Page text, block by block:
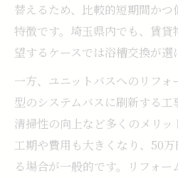
替えるため、比較的短期間か
特徴です。埼玉県内でも、賃
望するケースでは浴槽交換が選
一方、ユニットバスへのリフ
型のシステムバスに刷新する工
清掃性の向上など多くのメリッ
工期や費用も大きくなり、50
る場合が一般的です。リフォー